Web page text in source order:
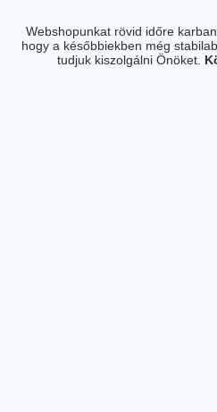
Webshopunkat rövid időre
hogy a későbbiekben még
tudjuk kiszolgálni Önöket.